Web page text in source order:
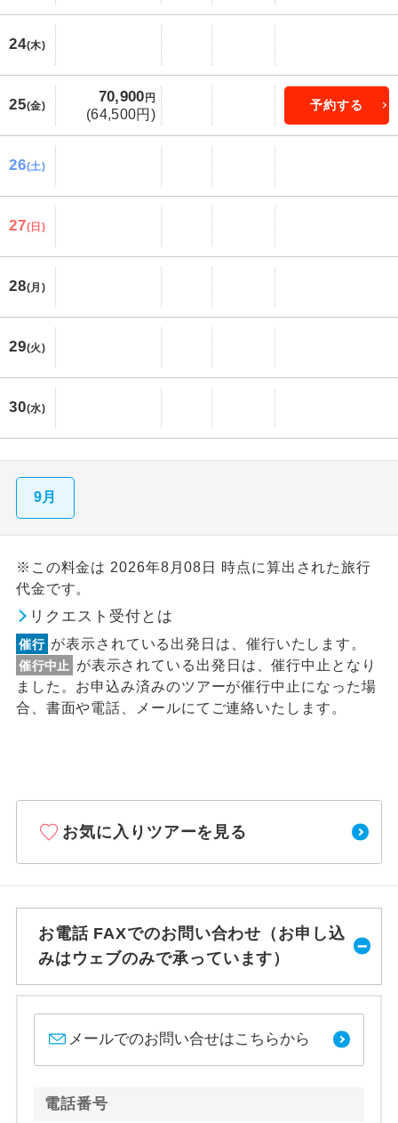
24(木)
25(金)
70,900 円
(64,500円)
予約する
26(土)
27(日)
28(月)
29(火)
30(水)
9月
※この料金は 2026年8月08日 時点に算出された旅行
代金です。
リクエスト受付とは
催行 が表示されている出発日は、催行いたします。
催行中止
が表示されている出発日は、催行中止となり
ました。お申込み済みのツアーが催行中止になった場
合、書面や電話、メールにてご連絡いたします。
お気に入りツアーを見る
お電話 FAXでのお問い合わせ（お申し込
みはウェブのみで承っています）
メールでのお問い合せはこちらから
電話番号